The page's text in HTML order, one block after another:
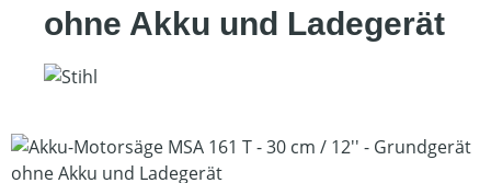
ohne Akku und Ladegerät
Bildergalerie überspringen